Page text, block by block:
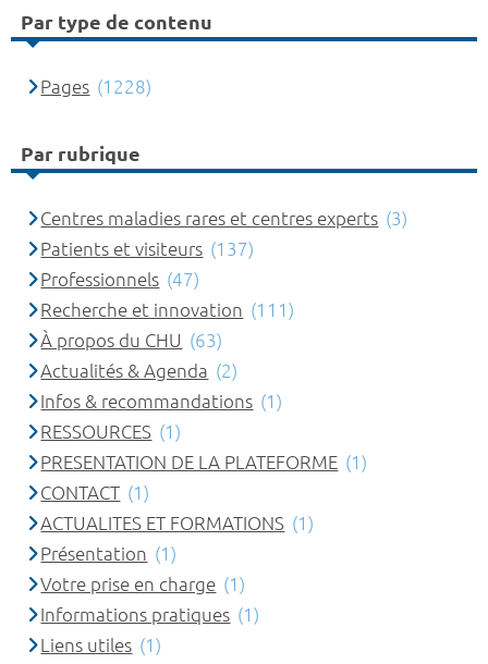
Par type de contenu
Pages (1228)
Par rubrique
Centres maladies rares et centres experts (3)
Patients et visiteurs (137)
Professionnels (47)
Recherche et innovation (111)
À propos du CHU (63)
Actualités & Agenda (2)
Infos & recommandations (1)
RESSOURCES (1)
PRESENTATION DE LA PLATEFORME (1)
CONTACT (1)
ACTUALITES ET FORMATIONS (1)
Présentation (1)
Votre prise en charge (1)
Informations pratiques (1)
Liens utiles (1)